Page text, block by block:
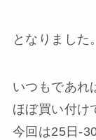
となりました。
いつもであれ
ほぼ買い付け
今回は25日-